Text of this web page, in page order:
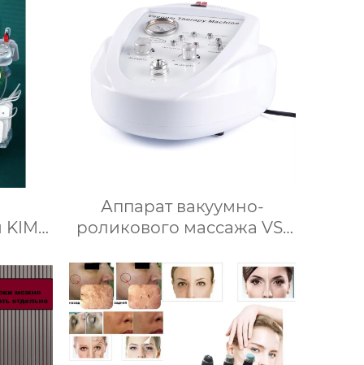
KIM8
9 B 1
Аппарат вакуумно-
роликового массажа VS-